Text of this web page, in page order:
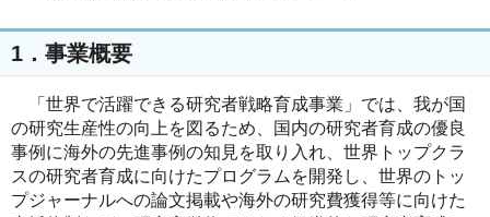
1．事業概要
「世界で活躍できる研究者戦略育成事業」では、我が国
の研究生産性の向上を図るため、国内の研究者育成の優良
事例に海外の先進事例の知見を取り入れ、世界トップクラ
スの研究者育成に向けたプログラムを開発し、世界のトッ
プジャーナルへの論文掲載や海外の研究費獲得等に向けた